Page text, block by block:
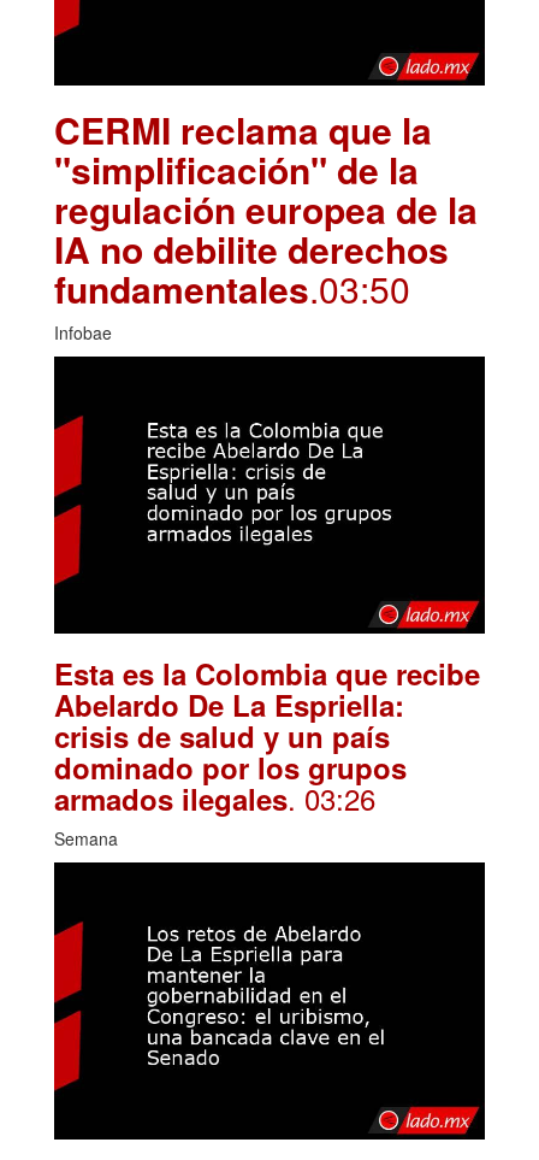
CERMI reclama que la
"simplificación" de la
regulación europea de la
IA no debilite derechos
fundamentales.03:50
Infobae
Esta es la Colombia que recibe
Abelardo De La Espriella:
crisis de salud y un país
dominado por los grupos
armados ilegales. 03:26
Semana